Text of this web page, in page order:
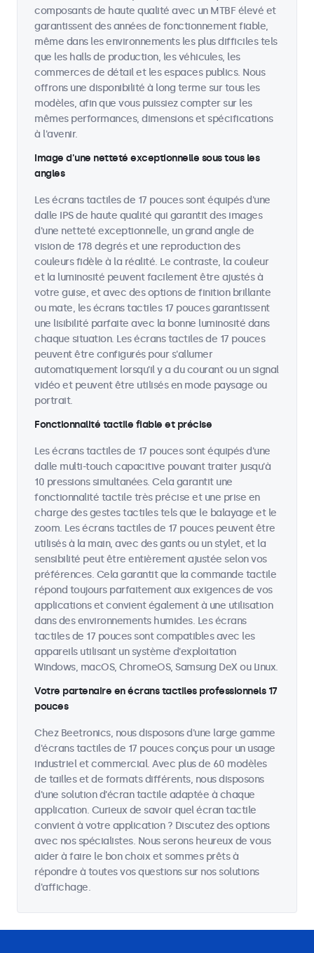
composants de haute qualité avec un MTBF élevé et
garantissent des années de fonctionnement fiable,
même dans les environnements les plus difficiles tels
que les halls de production, les véhicules, les
commerces de détail et les espaces publics. Nous
offrons une disponibilité à long terme sur tous les
modèles, afin que vous puissiez compter sur les
mêmes performances, dimensions et spécifications
à l'avenir.
Image d'une netteté exceptionnelle sous tous les
angles
Les écrans tactiles de 17 pouces sont équipés d'une
dalle IPS de haute qualité qui garantit des images
d'une netteté exceptionnelle, un grand angle de
vision de 178 degrés et une reproduction des
couleurs fidèle à la réalité. Le contraste, la couleur
et la luminosité peuvent facilement être ajustés à
votre guise, et avec des options de finition brillante
ou mate, les écrans tactiles 17 pouces garantissent
une lisibilité parfaite avec la bonne luminosité dans
chaque situation. Les écrans tactiles de 17 pouces
peuvent être configurés pour s'allumer
automatiquement lorsqu'il y a du courant ou un signal
vidéo et peuvent être utilisés en mode paysage ou
portrait.
Fonctionnalité tactile fiable et précise
Les écrans tactiles de 17 pouces sont équipés d'une
dalle multi-touch capacitive pouvant traiter jusqu'à
10 pressions simultanées. Cela garantit une
fonctionnalité tactile très précise et une prise en
charge des gestes tactiles tels que le balayage et le
zoom. Les écrans tactiles de 17 pouces peuvent être
utilisés à la main, avec des gants ou un stylet, et la
sensibilité peut être entièrement ajustée selon vos
préférences. Cela garantit que la commande tactile
répond toujours parfaitement aux exigences de vos
applications et convient également à une utilisation
dans des environnements humides. Les écrans
tactiles de 17 pouces sont compatibles avec les
appareils utilisant un système d'exploitation
Windows, macOS, ChromeOS, Samsung DeX ou Linux.
Votre partenaire en écrans tactiles professionnels 17
pouces
Chez Beetronics, nous disposons d'une large gamme
d'écrans tactiles de 17 pouces conçus pour un usage
industriel et commercial. Avec plus de 60 modèles
de tailles et de formats différents, nous disposons
d'une solution d'écran tactile adaptée à chaque
application. Curieux de savoir quel écran tactile
convient à votre application ? Discutez des options
avec nos spécialistes. Nous serons heureux de vous
aider à faire le bon choix et sommes prêts à
répondre à toutes vos questions sur nos solutions
d'affichage.